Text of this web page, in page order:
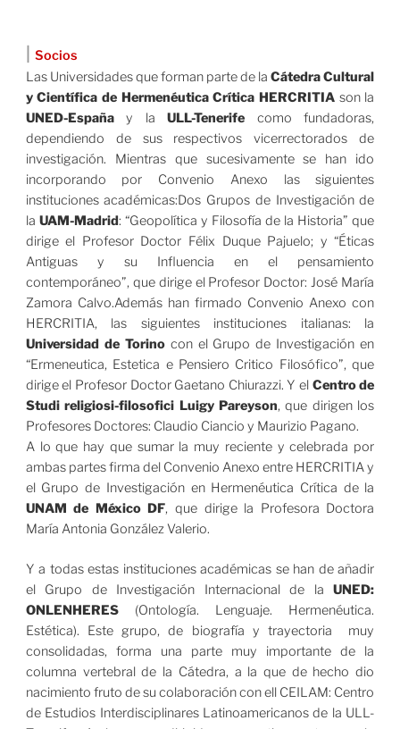
Socios
Las Universidades que forman parte de laCátedra Cultural
y Científica de Hermenéutica Crítica HERCRITIAson la
UNED-Españay laULL-Tenerife como fundadoras,
dependiendo de sus respectivos vicerrectorados de
investigación. Mientras que sucesivamente se han ido
incorporando por Convenio Anexo las siguientes
instituciones académicas:Dos Grupos de Investigación de
la UAM-Madrid: “Geopolítica y Filosofía de la Historia” que
dirige el Profesor Doctor Félix Duque Pajuelo; y “Éticas
Antiguas y su Influencia en el pensamiento
contemporáneo”, que dirige el Profesor Doctor: José María
Zamora Calvo.Además han firmado Convenio Anexo con
HERCRITIA, las siguientes instituciones italianas: la
Universidad de Torinocon el Grupo de Investigación en
“Ermeneutica, Estetica e Pensiero Critico Filosófico”, que
dirige el Profesor Doctor Gaetano Chiurazzi. Y el Centro de
Studi religiosi-filosofici Luigy Pareyson, que dirigen los
Profesores Doctores: Claudio Ciancio y Maurizio Pagano.
A lo que hay que sumar la muy reciente y celebrada por
ambas partes firma del Convenio Anexo entre HERCRITIA y
el Grupo de Investigación en Hermenéutica Crítica de la
UNAM de México DF, que dirige la Profesora Doctora
María Antonia González Valerio.
Y a todas estas instituciones académicas se han de añadir
el Grupo de Investigación Internacional de laUNED:
ONLENHERES(Ontología. Lenguaje. Hermenéutica.
Estética). Este grupo, de biografía y trayectoria muy
consolidadas, forma una parte muy importante de la
columna vertebral de la Cátedra, a la que de hecho dio
nacimiento fruto de su colaboración con ell CEILAM: Centro
de Estudios Interdisciplinares Latinoamericanos de la ULL-